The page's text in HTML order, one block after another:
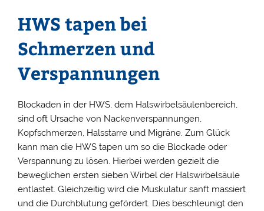
HWS tapen bei
Schmerzen und
Verspannungen
Blockaden in der HWS, dem Halswirbelsäulenbereich,
sind oft Ursache von Nackenverspannungen,
Kopfschmerzen, Halsstarre und Migräne. Zum Glück
kann man die HWS tapen um so die Blockade oder
Verspannung zu lösen. Hierbei werden gezielt die
beweglichen ersten sieben Wirbel der Halswirbelsäule
entlastet. Gleichzeitig wird die Muskulatur sanft massiert
und die Durchblutung gefördert. Dies beschleunigt den